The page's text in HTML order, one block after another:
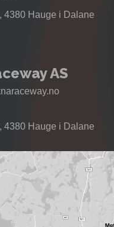
Norway i Sokndal
4380 Hauge i Dalane
AS
Norway i Sokndal
4380 Hauge i Dalane